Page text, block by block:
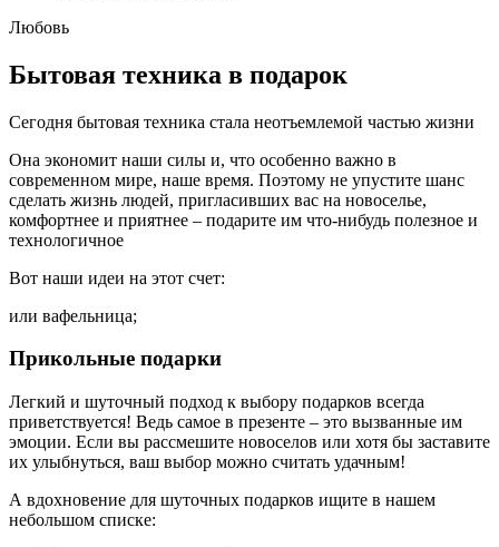
Любовь
Бытовая техника в подарок
Сегодня бытовая техника стала неотъемлемой частью жизни
Она экономит наши силы и, что особенно важно в
современном мире, наше время. Поэтому не упустите шанс
сделать жизнь людей, пригласивших вас на новоселье,
комфортнее и приятнее – подарите им что-нибудь полезное и
технологичное
Вот наши идеи на этот счет:
или вафельница;
Прикольные подарки
Легкий и шуточный подход к выбору подарков всегда
приветствуется! Ведь самое в презенте – это вызванные им
эмоции. Если вы рассмешите новоселов или хотя бы заставите
их улыбнуться, ваш выбор можно считать удачным!
А вдохновение для шуточных подарков ищите в нашем
небольшом списке: